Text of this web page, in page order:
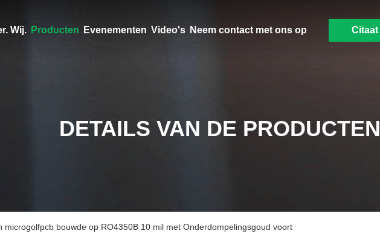
Wij. Producten Evenementen Video's Neem contact met ons op Citaat
DETAILS VAN DE PRODUCTEN
microgolfpcb bouwde op RO4350B 10 mil met Onderdompelingsgoud voort